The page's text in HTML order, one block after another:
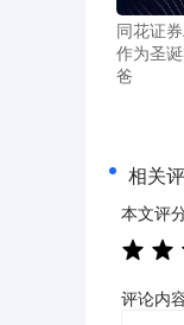
同花证
作为圣
爸
相关
本文评
评论内